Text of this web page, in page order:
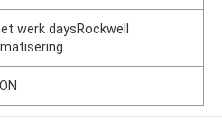
werk daysRockwell